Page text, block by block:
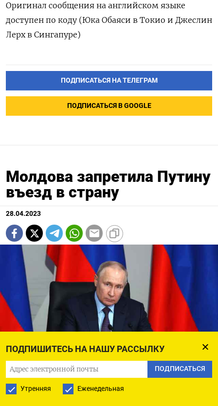
ПОДПИШИТЕСЬ НА НАШУ РАССЫЛКУ
ПОДПИСАТЬСЯ
Утренняя Еженедельная
Оригинал сообщения на английском языке
доступен по коду (Юка Обаяси в Токио и Джеслин
Лерх в Сингапуре)
ПОДПИСАТЬСЯ НА ТЕЛЕГРАМ
ПОДПИСАТЬСЯ В GOOGLE
Молдова запретила Путину
въезд в страну
28.04.2023
kremlin.ru